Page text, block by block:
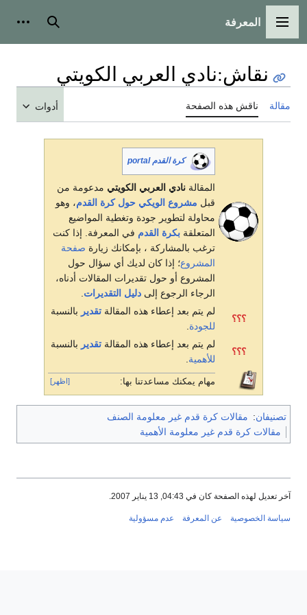
القائمة الرئيسية
المعرفة بحث
نقاش:نادي العربي الكويتي
مقالة ناقش هذه الصفحة أدوات
كرة القدم portal
المقالة نادي العربي الكويتي مدعومة من
قبل مشروع الويكي حول كرة القدم، وهو
محاولة لتطوير جودة وتغطية المواضيع
المتعلقة بكرة القدم في المعرفة. إذا كنت
ترغب بالمشاركة ، بإمكانك زيارة صفحة
المشروع؛ إذا كان لديك أي سؤال حول
المشروع أو حول تقديرات المقالات أدناه،
الرجاء الرجوع إلى دليل التقديرات
؟؟؟
لم يتم بعد إعطاء هذه المقالة تقدير بالنسبة
للجودة
؟؟؟
لم يتم بعد إعطاء هذه المقالة تقدير بالنسبة
للأهمية
مهام يمكنك مساعدتنا بها: [اظهر]
تصنيفان: مقالات كرة قدم غير معلومة الصنف
مقالات كرة قدم غير معلومة الأهمية
آخر تعديل لهذه الصفحة كان في 04:43, 13 يناير 2007.
سياسة الخصوصية عن المعرفة عدم مسؤولية